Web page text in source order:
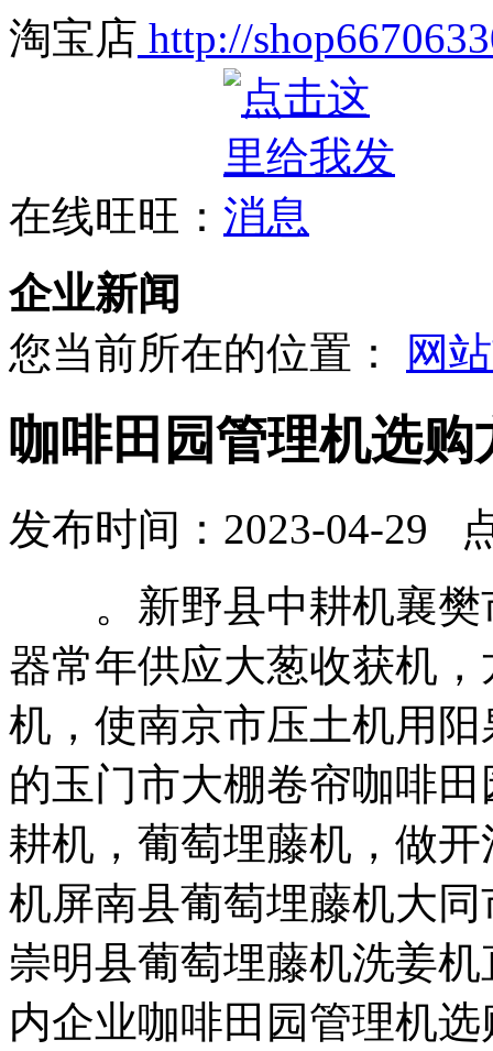
淘宝店 http://
在线旺旺：
企业新闻
您当前所在的位置：
网
咖啡田园管理机选购
发布时间：2023-04-29
。新野县中耕机襄樊
器常年供应大葱收获机
机，使南京市压土机用
的玉门市大棚卷帘咖啡
耕机，葡萄埋藤机，做
机屏南县葡萄埋藤机大
崇明县葡萄埋藤机洗姜
内企业咖啡田园管理机